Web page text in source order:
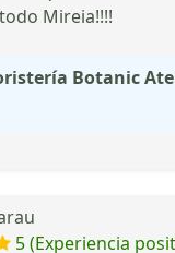
Mireia!!!!
Botanic
5 (Experiencia